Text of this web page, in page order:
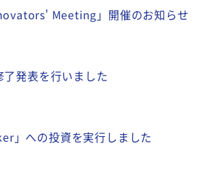
Meeting」開催のお知らせ
発表を行いました
」への投資を実行しました